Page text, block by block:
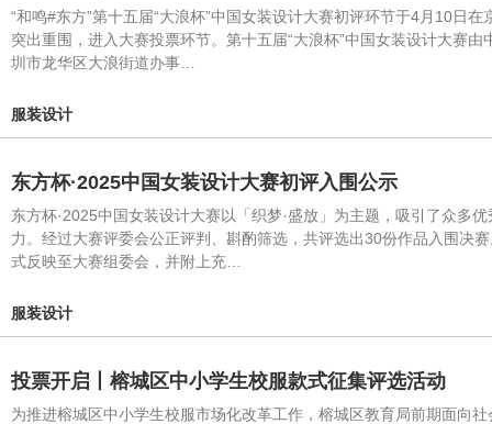
“和鸣#东方”第十五届“大浪杯”中国女装设计大赛初评环节于4月10日
突出重围，进入大赛投票环节。第十五届“大浪杯”中国女装设计大赛
圳市龙华区大浪街道办事…
服装设计
东方杯·2025中国女装设计大赛初评入围公示
东方杯·2025中国女装设计大赛以「织梦·盛放」为主题，吸引了众多
力。经过大赛评委会公正评判、斟酌筛选，共评选出30份作品入围决
式反映至大赛组委会，并附上充…
服装设计
投票开启丨榕城区中小学生校服款式征集评选活动
为推进榕城区中小学生校服市场化改革工作，榕城区教育局前期面向